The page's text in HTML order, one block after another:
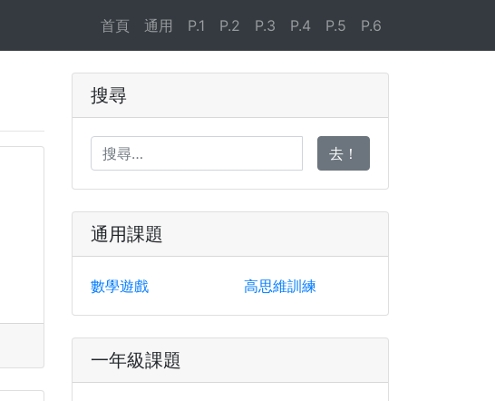
首頁 通用 P.1 P.2 P.3 P.4 P.5 P.6
搜尋
去！
通用課題
數學遊戲 高思維訓練
一年級課題